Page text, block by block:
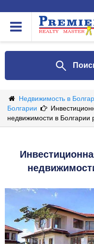
Недвижимость в
Болгарии
недвижимости в Болгарии